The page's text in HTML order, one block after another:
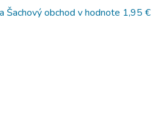
Šachový obchod v hodnote 1,95 €